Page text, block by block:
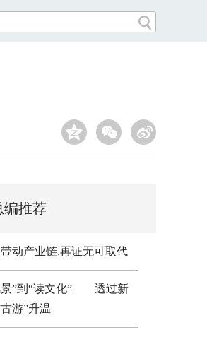
编推荐
动产业链,再证无可取代
景”到“读文化”——透过新
游”升温